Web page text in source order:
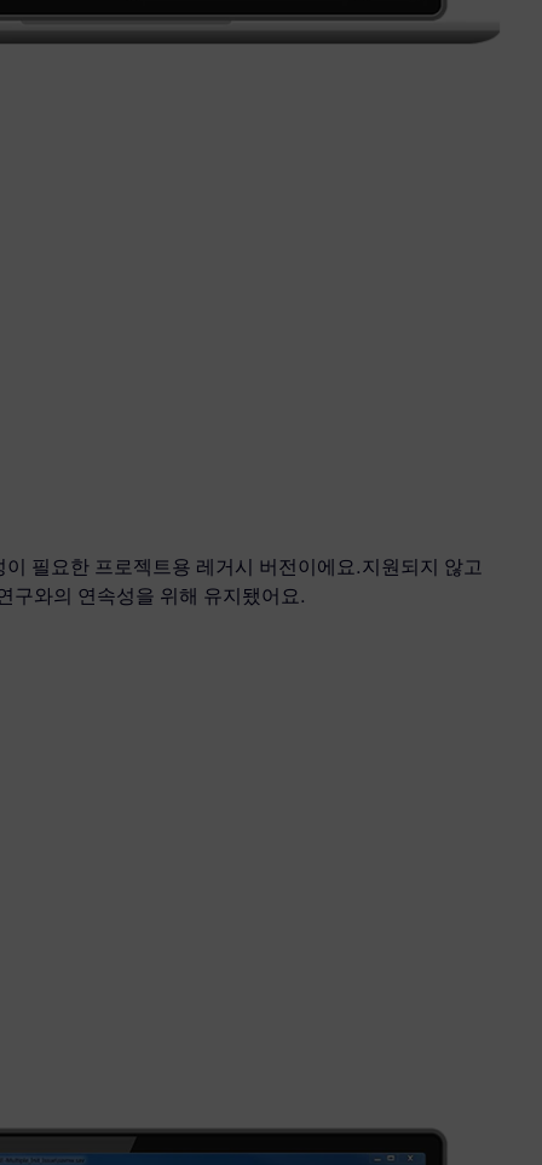
이 필요한 프로젝트용 레거시 버전이에요.지원되지 않고
구와의 연속성을 위해 유지됐어요.